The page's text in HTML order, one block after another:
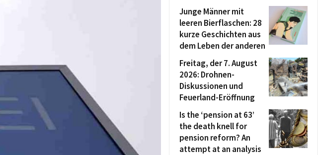
Junge Männer mit
leeren Bierflaschen: 28
kurze Geschichten aus
dem Leben der anderen
Freitag, der 7. August
2026: Drohnen-
Diskussionen und
Feuerland-Eröffnung
Is the ‘pension at 63’
the death knell for
pension reform? An
attempt at an analysis